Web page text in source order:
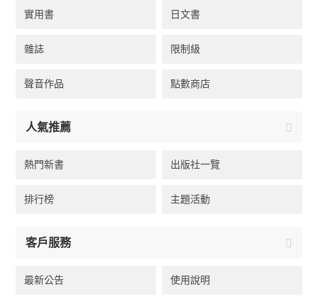
實用書 日文書
雜誌 限制級
聲音作品 點數商店
人氣推薦
熱門新書 出版社一覽
排行榜 主題活動
客戶服務
最新公告 使用說明